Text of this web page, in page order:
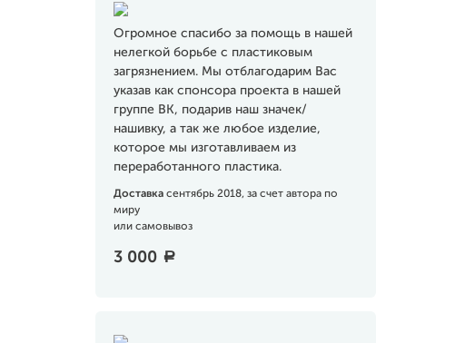
Огромное спасибо за помощь в нашей
нелегкой борьбе с пластиковым
загрязнением. Мы отблагодарим Вас
указав как спонсора проекта в нашей
группе ВК, подарив наш значек/
нашивку, а так же любое изделие,
которое мы изготавливаем из
переработанного пластика.
Доставка сентябрь 2018, за счет автора по
миру
или самовывоз
3 000 a